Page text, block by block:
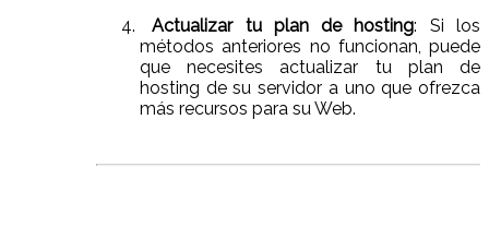
Actualizar tu plan de hosting: Si los
métodos anteriores no funcionan, puede
que necesites actualizar tu plan de
hosting de su servidor a uno que ofrezca
más recursos para su Web.